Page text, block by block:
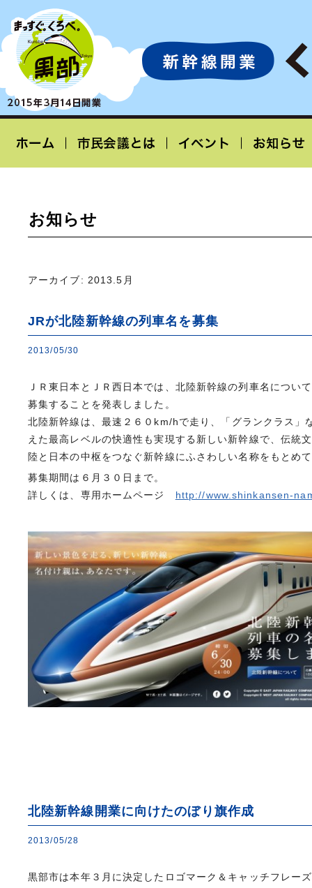
お知らせ
アーカイブ: 2013.5月
JRが北陸新幹線の列車名を募集
2013/05/30
ＪＲ東日本とＪＲ西日本では、北陸新幹線の列車名につい
募集することを発表しました。
北陸新幹線は、最速２６０km/hで走り、「グランクラス」
えた最高レベルの快適性も実現する新しい新幹線で、伝統
陸と日本の中枢をつなぐ新幹線にふさわしい名称をもとめ
募集期間は６月３０日まで。
詳しくは、専用ホームページ http://www.shinkansen-
北陸新幹線開業に向けたのぼり旗作成
2013/05/28
黒部市は本年３月に決定したロゴマーク＆キャッチフレー